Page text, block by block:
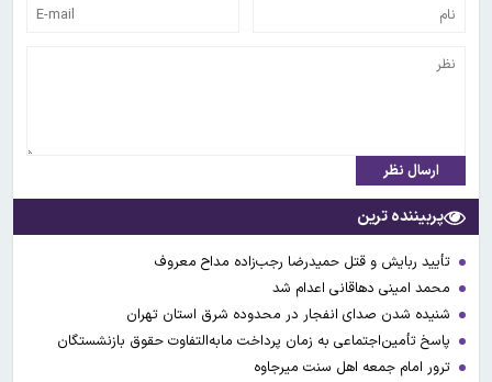
ارسال نظر
پربیننده ترین
تأیید ربایش و قتل حمیدرضا رجب‌زاده مداح معروف
محمد امینی دهاقانی اعدام شد
شنیده شدن صدای انفجار در محدوده شرق استان تهران
پاسخ تأمین‌اجتماعی به زمان پرداخت مابه‌التفاوت حقوق بازنشستگان
ترور امام جمعه اهل سنت میرجاوه